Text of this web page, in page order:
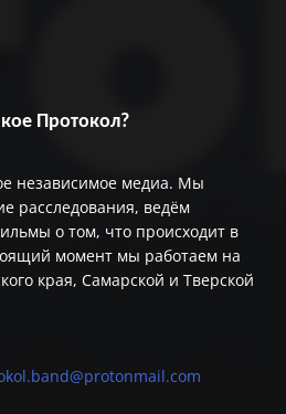
Протокол?
независимое медиа. Мы
расследования, ведём
о том, что происходит в
момент мы работаем на
края, Самарской и Тверской